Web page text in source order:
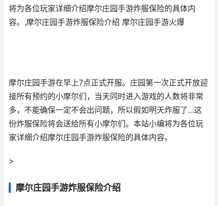
将为各位玩家详细介绍摩尔庄园手游炸服保险的具体内
容。,摩尔庄园手游炸服保险介绍 摩尔庄园手游火爆
摩尔庄园手游在早上7点正式开服。庄园第一次正式开放迎
接所有预约的小摩尔们，当天同时进入游戏的人数将非常
多，不能确保一定不会出问题，所以假如明天炸服了…这
份炸服保险将会送给所有小摩尔们。本站小编将为各位玩
家详细介绍摩尔庄园手游炸服保险的具体内容。
>
摩尔庄园手游炸服保险介绍